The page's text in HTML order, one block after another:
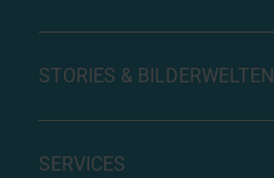
STORIES & BILDERWELTEN
SERVICES